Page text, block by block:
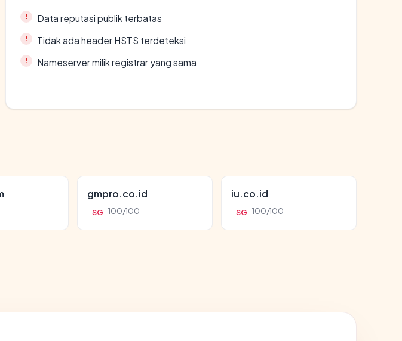
Data reputasi publik terbatas
Tidak ada header HSTS terdeteksi
Nameserver milik registrar yang sama
gmpro.co.id
SG 100/100
iu.co.id
SG 100/100